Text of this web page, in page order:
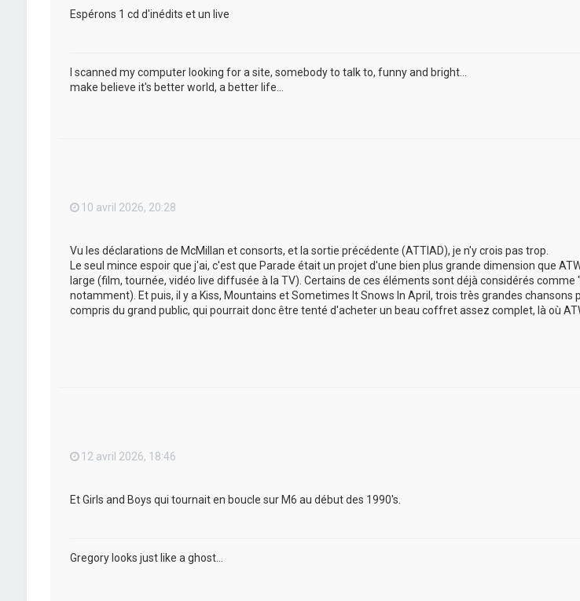
Espérons 1 cd d'inédits et un live
I scanned my computer looking for a site, somebody to talk to, funny and bright...
make believe it's better world, a better life...
10 avril 2026, 20:28
Vu les déclarations de McMillan et consorts, et la sortie précédente (ATTIAD), je n'y crois pas trop.
Le seul mince espoir que j'ai, c'est que Parade était un projet d'une bien plus grande dimension que
large (film, tournée, vidéo live diffusée à la TV). Certains de ces éléments sont déjà considérés comme
notamment). Et puis, il y a Kiss, Mountains et Sometimes It Snows In April, trois très grandes chansons
compris du grand public, qui pourrait donc être tenté d'acheter un beau coffret assez complet, là où
12 avril 2026, 18:46
Et Girls and Boys qui tournait en boucle sur M6 au début des 1990's.
Gregory looks just like a ghost...